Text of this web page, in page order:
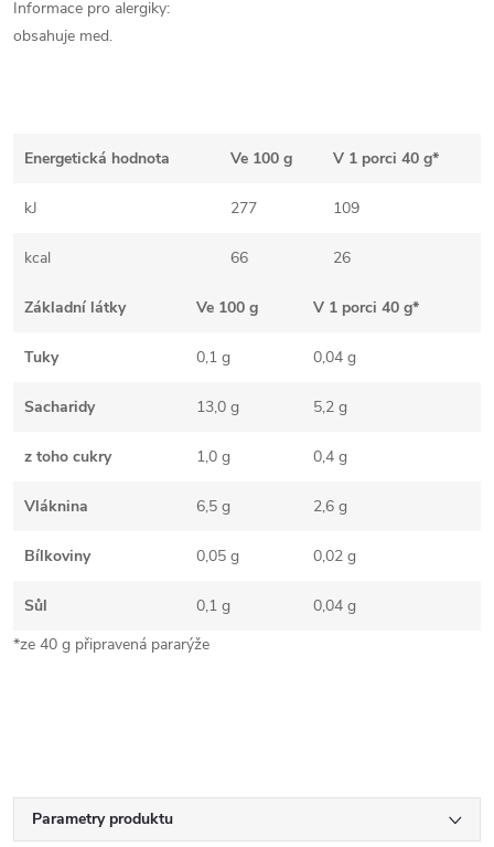
Informace pro alergiky:
obsahuje med.
Energetická hodnota Ve 100 g V 1 porci 40 g*
kJ 277 109
kcal 66 26
Základní látky Ve 100 g V 1 porci 40 g*
Tuky 0,1 g 0,04 g
Sacharidy 13,0 g 5,2 g
z toho cukry 1,0 g 0,4 g
Vláknina 6,5 g 2,6 g
Bílkoviny 0,05 g 0,02 g
Sůl 0,1 g
0,04 g
*ze 40 g připravená pararýže
Parametry produktu